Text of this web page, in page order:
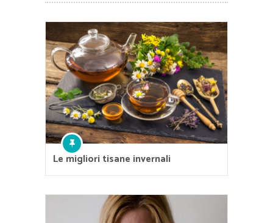
Le migliori tisane invernali